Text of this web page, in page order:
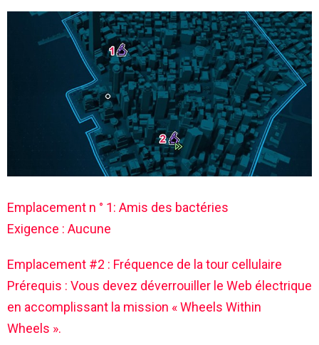
Emplacement n ° 1: Amis des bactéries
Exigence : Aucune
Emplacement #2 : Fréquence de la tour cellulaire
Prérequis : Vous devez déverrouiller le Web électrique
en accomplissant la mission « Wheels Within
Wheels ».